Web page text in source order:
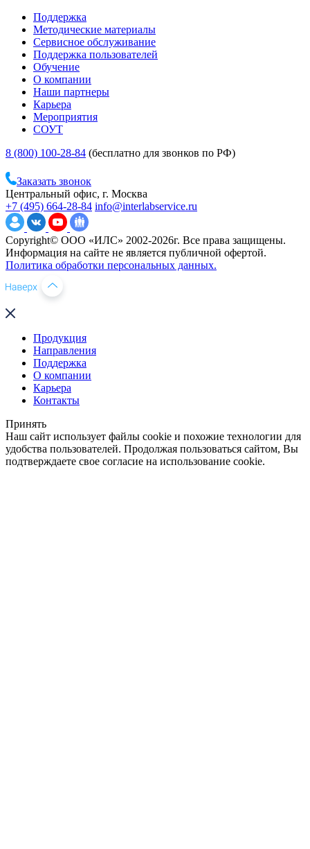
Поддержка
Методические материалы
Сервисное обслуживание
Поддержка пользователей
Обучение
О компании
Наши партнеры
Карьера
Мероприятия
СОУТ
8 (800) 100-28-84 (бесплатно для звонков по РФ)
Заказать звонок
Центральный офис, г. Москва
+7 (495) 664-28-84 info@interlabservice.ru
Copyright© ООО «ИЛС» 2002-2026г. Все права защищены.
Информация на сайте не является публичной офертой.
Политика обработки персональных данных.
Продукция
Направления
Поддержка
О компании
Карьера
Контакты
Принять
Наш сайт использует файлы cookie и похожие технологии для
удобства пользователей. Продолжая пользоваться сайтом, Вы
подтверждаете свое согласие на использование cookie.